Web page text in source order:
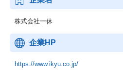
株式会社一休
企業HP
https://www.ikyu.co.jp/